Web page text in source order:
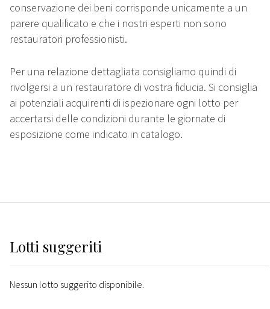
conservazione dei beni corrisponde unicamente a un
parere qualificato e che i nostri esperti non sono
restauratori professionisti.
Per una relazione dettagliata consigliamo quindi di
rivolgersi a un restauratore di vostra fiducia. Si consiglia
ai potenziali acquirenti di ispezionare ogni lotto per
accertarsi delle condizioni durante le giornate di
esposizione come indicato in catalogo.
Lotti suggeriti
Nessun lotto suggerito disponibile.